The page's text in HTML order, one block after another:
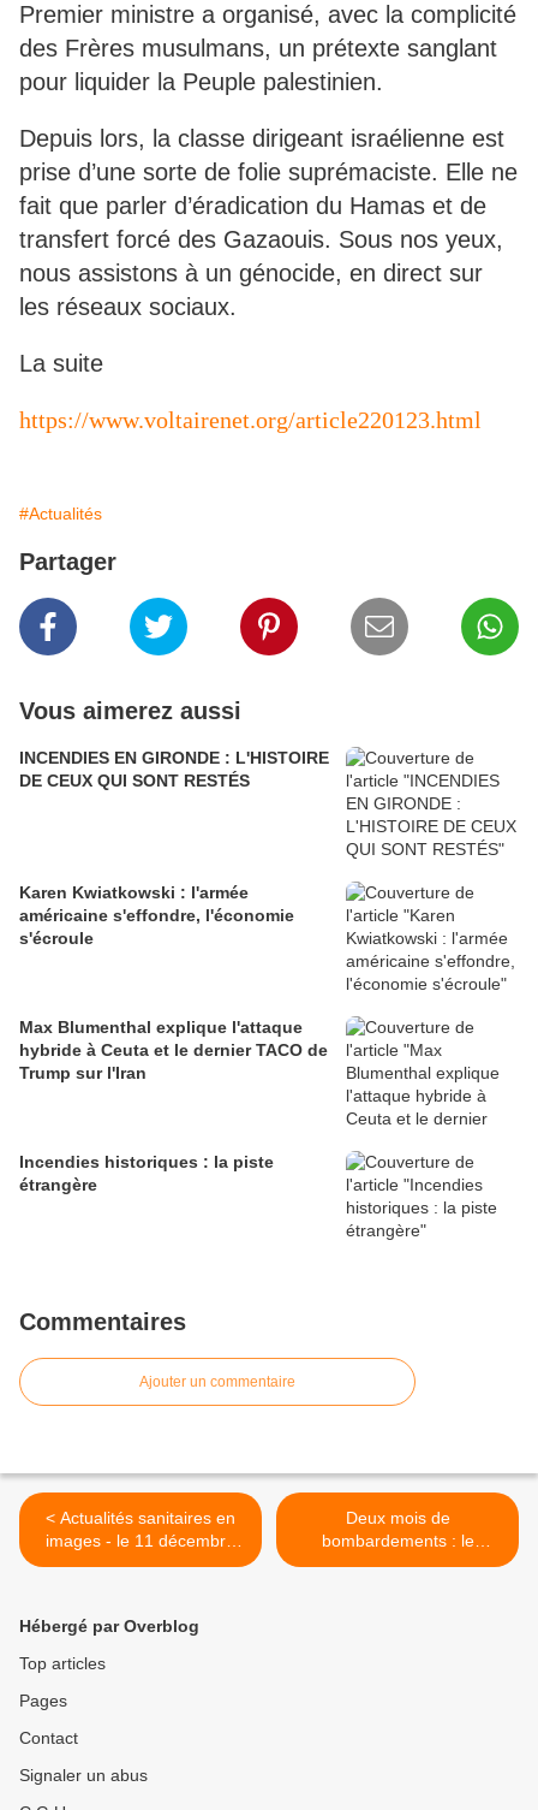
Premier ministre a organisé, avec la complicité
des Frères musulmans, un prétexte sanglant
pour liquider la Peuple palestinien.
Depuis lors, la classe dirigeant israélienne est
prise d’une sorte de folie suprémaciste. Elle ne
fait que parler d’éradication du Hamas et de
transfert forcé des Gazaouis. Sous nos yeux,
nous assistons à un génocide, en direct sur
les réseaux sociaux.
La suite
https://www.voltairenet.org/article220123.html
#Actualités
Partager
Vous aimerez aussi
INCENDIES EN GIRONDE : L'HISTOIRE
DE CEUX QUI SONT RESTÉS
Karen Kwiatkowski : l'armée
américaine s'effondre, l'économie
s'écroule
Max Blumenthal explique l'attaque
hybride à Ceuta et le dernier TACO de
Trump sur l'Iran
Incendies historiques : la piste
étrangère
Commentaires
Ajouter un commentaire
< Actualités sanitaires en
images - le 11 décembre
2023
Deux mois de
bombardements : le
génocide de Gaza >
Hébergé par Overblog
Top articles
Pages
Contact
Signaler un abus